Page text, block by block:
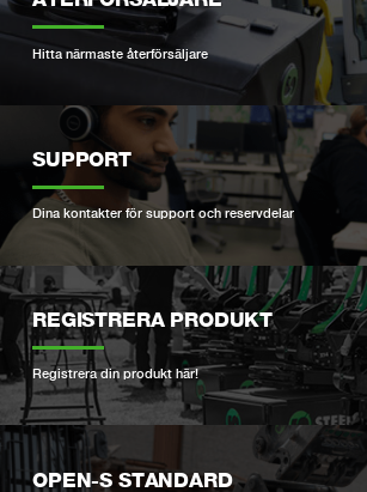
Hitta närmaste återförsäljare
SUPPORT
Dina kontakter för support och reservdelar
REGISTRERA PRODUKT
Registrera din produkt här!
OPEN-S STANDARD